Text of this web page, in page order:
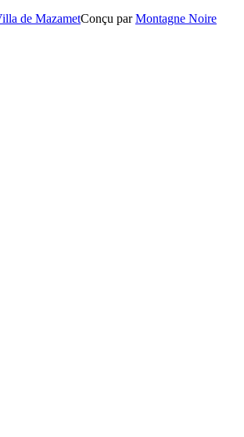
de MazametConçu parMontagne Noire